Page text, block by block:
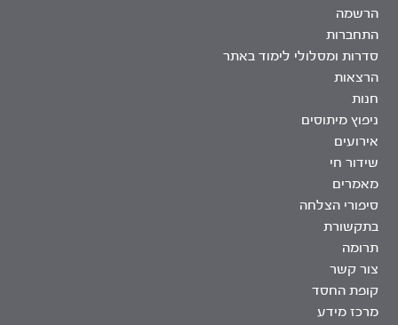
הרשמה
התחברות
סדרות ומסלולי לימוד באתר
הרצאות
חנות
ניפוץ מיתוסים
אירועים
שידור חי
מאמרים
סיפורי הצלחה
בתקשורת
תרומה
צור קשר
קופת החסד
מרכז מידע